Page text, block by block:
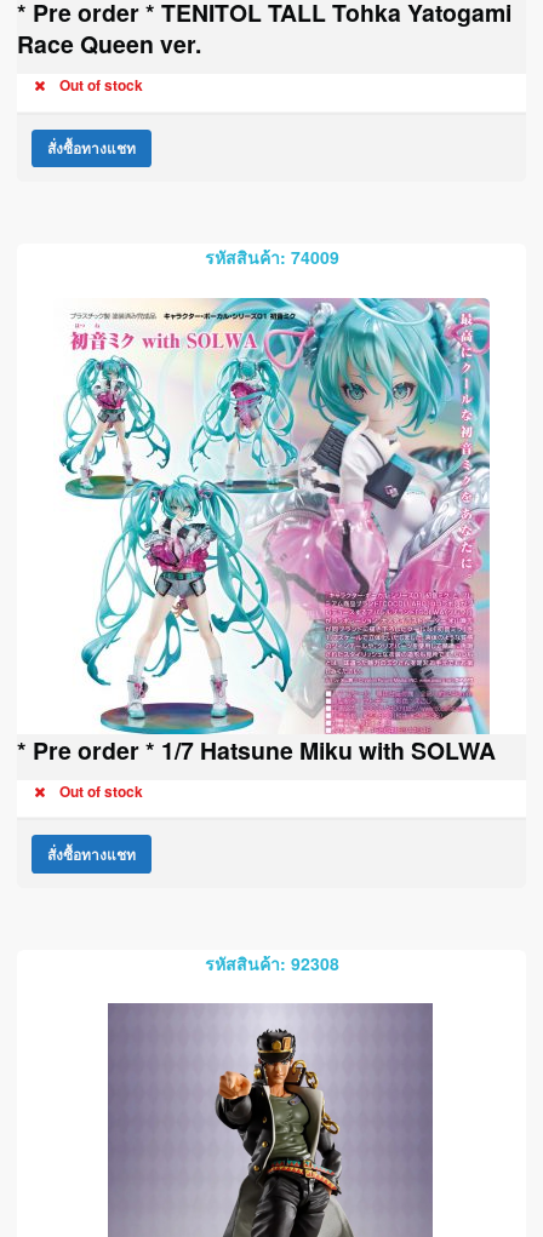
* Pre order * TENITOL TALL Tohka Yatogami
Race Queen ver.
Out of stock
สั่งซื้อทางแชท
รหัสสินค้า: 74009
* Pre order * 1/7 Hatsune Miku with SOLWA
Out of stock
สั่งซื้อทางแชท
รหัสสินค้า: 92308